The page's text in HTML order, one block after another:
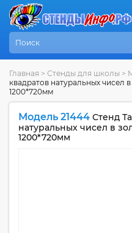
Главная > Стенды для школы >
квадратов натуральных чисел
1200*720мм
Модель 21444 Стенд
натуральных чисел в
1200*720мм